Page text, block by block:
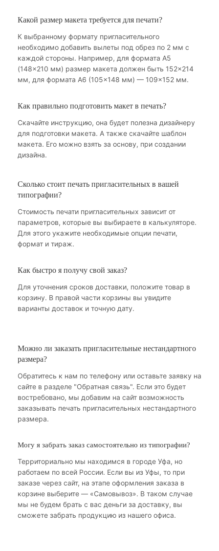
Какой размер макета требуется для печати?
К выбранному формату пригласительного
необходимо добавить вылеты под обрез по 2 мм с
каждой стороны. Например, для формата А5
(148×210 мм) размер макета должен быть 152×214
мм, для формата А6 (105×148 мм) — 109×152 мм.
Как правильно подготовить макет в печать?
Скачайте инструкцию, она будет полезна дизайнеру
для подготовки макета. А также скачайте шаблон
макета. Его можно взять за основу, при создании
дизайна.
Сколько стоит печать пригласительных в вашей
типографии?
Стоимость печати пригласительных зависит от
параметров, которые вы выбираете в калькуляторе.
Для этого укажите необходимые опции печати,
формат и тираж.
Как быстро я получу свой заказ?
Для уточнения сроков доставки, положите товар в
корзину. В правой части корзины вы увидите
варианты доставок и точную дату.
Можно ли заказать пригласительные нестандартного
размера?
Обратитесь к нам по телефону или оставьте заявку на
сайте в разделе "Обратная связь". Если это будет
востребовано, мы добавим на сайт возможность
заказывать печать пригласительных нестандартного
размера.
Могу я забрать заказ самостоятельно из типографии?
Территориально мы находимся в городе Уфа, но
работаем по всей России. Если вы из Уфы, то при
заказе через сайт, на этапе оформления заказа в
корзине выберите — «Самовывоз». В таком случае
мы не будем брать с вас деньги за доставку, вы
сможете забрать продукцию из нашего офиса.